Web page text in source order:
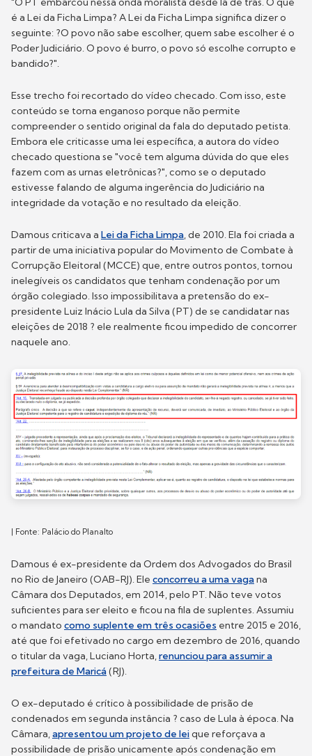
é a Lei da Ficha Limpa? A Lei da Ficha Limpa significa dizer o
seguinte: ?O povo não sabe escolher, quem sabe escolher é o
Poder Judiciário. O povo é burro, o povo só escolhe corrupto e
bandido?".
Esse trecho foi recortado do vídeo checado. Com isso, este
conteúdo se torna enganoso porque não permite
compreender o sentido original da fala do deputado petista.
Embora ele criticasse uma lei específica, a autora do vídeo
checado questiona se "você tem alguma dúvida do que eles
fazem com as urnas eletrônicas?", como se o deputado
estivesse falando de alguma ingerência do Judiciário na
integridade da votação e no resultado da eleição.
Damous criticava a Lei da Ficha Limpa, de 2010. Ela foi criada a
partir de uma iniciativa popular do Movimento de Combate à
Corrupção Eleitoral (MCCE) que, entre outros pontos, tornou
inelegíveis os candidatos que tenham condenação por um
órgão colegiado. Isso impossibilitava a pretensão do ex-
presidente Luiz Inácio Lula da Silva (PT) de se candidatar nas
eleições de 2018 ? ele realmente ficou impedido de concorrer
naquele ano.
| Fonte: Palácio do Planalto
Damous é ex-presidente da Ordem dos Advogados do Brasil
no Rio de Janeiro (OAB-RJ). Ele concorreu a uma vagana
Câmara dos Deputados, em 2014, pelo PT. Não teve votos
suficientes para ser eleito e ficou na fila de suplentes. Assumiu
o mandato como suplente em três ocasiões entre 2015 e 2016,
até que foi efetivado no cargo em dezembro de 2016, quando
o titular da vaga, Luciano Horta,renunciou para assumir a
prefeitura de Maricá(RJ).
O ex-deputado é crítico à possibilidade de prisão de
condenados em segunda instância ? caso de Lula à época. Na
Câmara,apresentou um projeto de leique reforçava a
possibilidade de prisão unicamente após condenação em